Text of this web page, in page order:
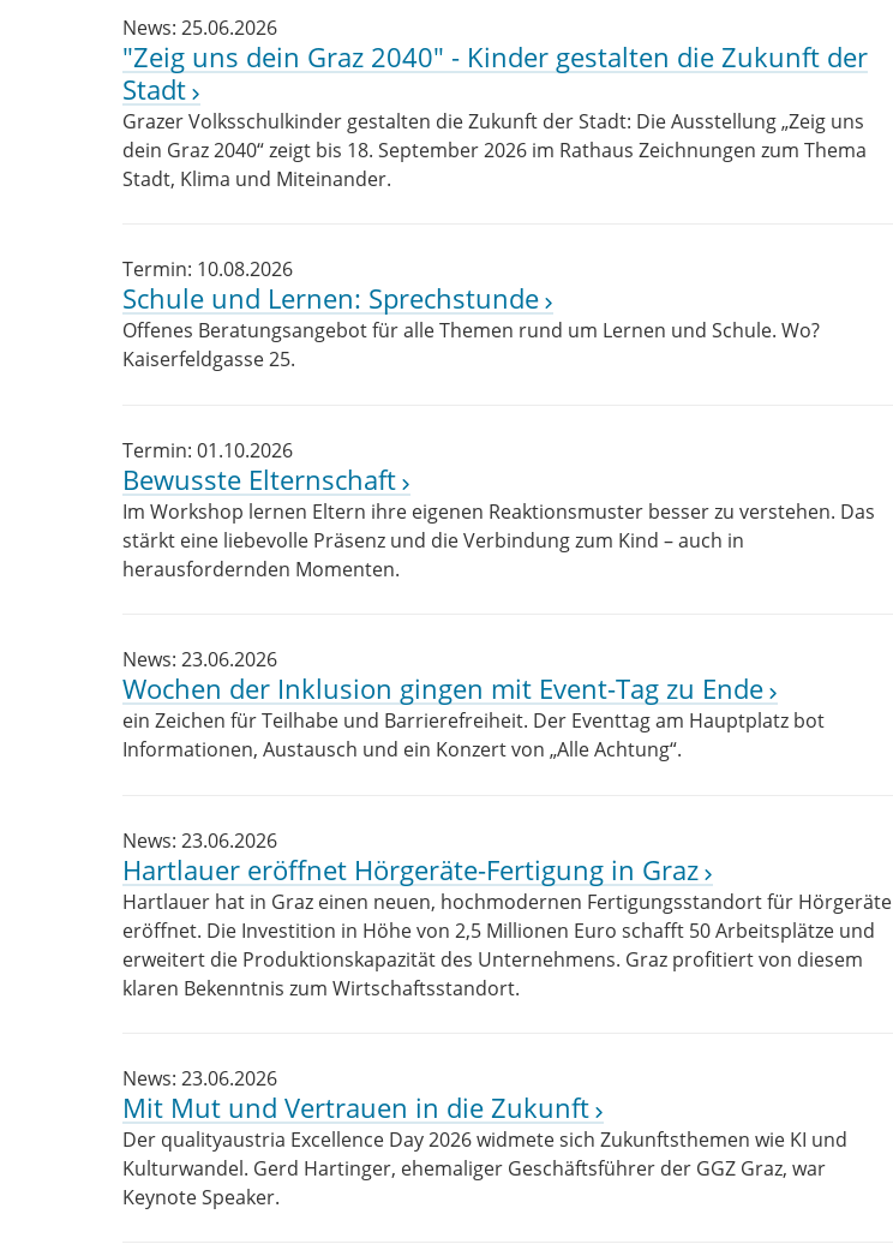
News: 25.06.2026
"Zeig uns dein Graz 2040" - Kinder gestalten die Zukunft der
Stadt
Grazer Volksschulkinder gestalten die Zukunft der Stadt: Die Ausstellung „Zeig uns
dein Graz 2040“ zeigt bis 18. September 2026 im Rathaus Zeichnungen zum Thema
Stadt, Klima und Miteinander.
Termin: 10.08.2026
Schule und Lernen: Sprechstunde
Offenes Beratungsangebot für alle Themen rund um Lernen und Schule. Wo?
Kaiserfeldgasse 25.
Termin: 01.10.2026
Bewusste Elternschaft
Im Workshop lernen Eltern ihre eigenen Reaktionsmuster besser zu verstehen. Das
stärkt eine liebevolle Präsenz und die Verbindung zum Kind – auch in
herausfordernden Momenten.
News: 23.06.2026
Wochen der Inklusion gingen mit Event-Tag zu Ende
ein Zeichen für Teilhabe und Barrierefreiheit. Der Eventtag am Hauptplatz bot
Informationen, Austausch und ein Konzert von „Alle Achtung“.
News: 23.06.2026
Hartlauer eröffnet Hörgeräte-Fertigung in Graz
Hartlauer hat in Graz einen neuen, hochmodernen Fertigungsstandort für Hörgeräte
eröffnet. Die Investition in Höhe von 2,5 Millionen Euro schafft 50 Arbeitsplätze und
erweitert die Produktionskapazität des Unternehmens. Graz profitiert von diesem
klaren Bekenntnis zum Wirtschaftsstandort.
News: 23.06.2026
Mit Mut und Vertrauen in die Zukunft
Der qualityaustria Excellence Day 2026 widmete sich Zukunftsthemen wie KI und
Kulturwandel. Gerd Hartinger, ehemaliger Geschäftsführer der GGZ Graz, war
Keynote Speaker.